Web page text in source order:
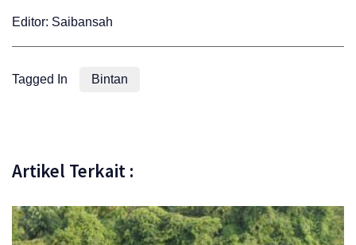
Editor: Saibansah
Tagged In Bintan
Artikel Terkait :